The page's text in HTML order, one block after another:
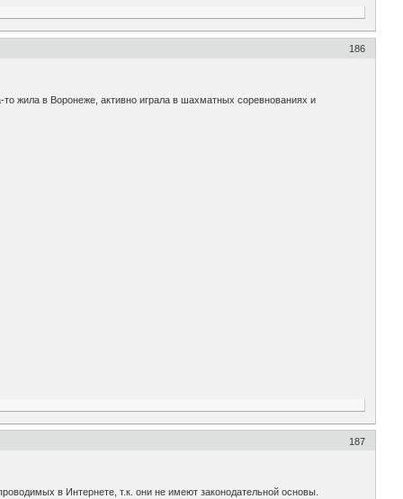
186
то жила в Воронеже, активно играла в шахматных соревнованиях и
187
в Интернете, т.к. они не имеют законодательной основы.